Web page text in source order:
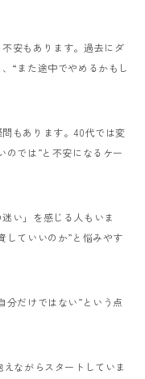
安もあります。過去にダ
“また途中でやめるかもし
もあります。40代では変
のでは”と不安になるケー
い」を感じる人もいま
していいのか”と悩みやす
分だけではない”という点
ながらスタートしていま